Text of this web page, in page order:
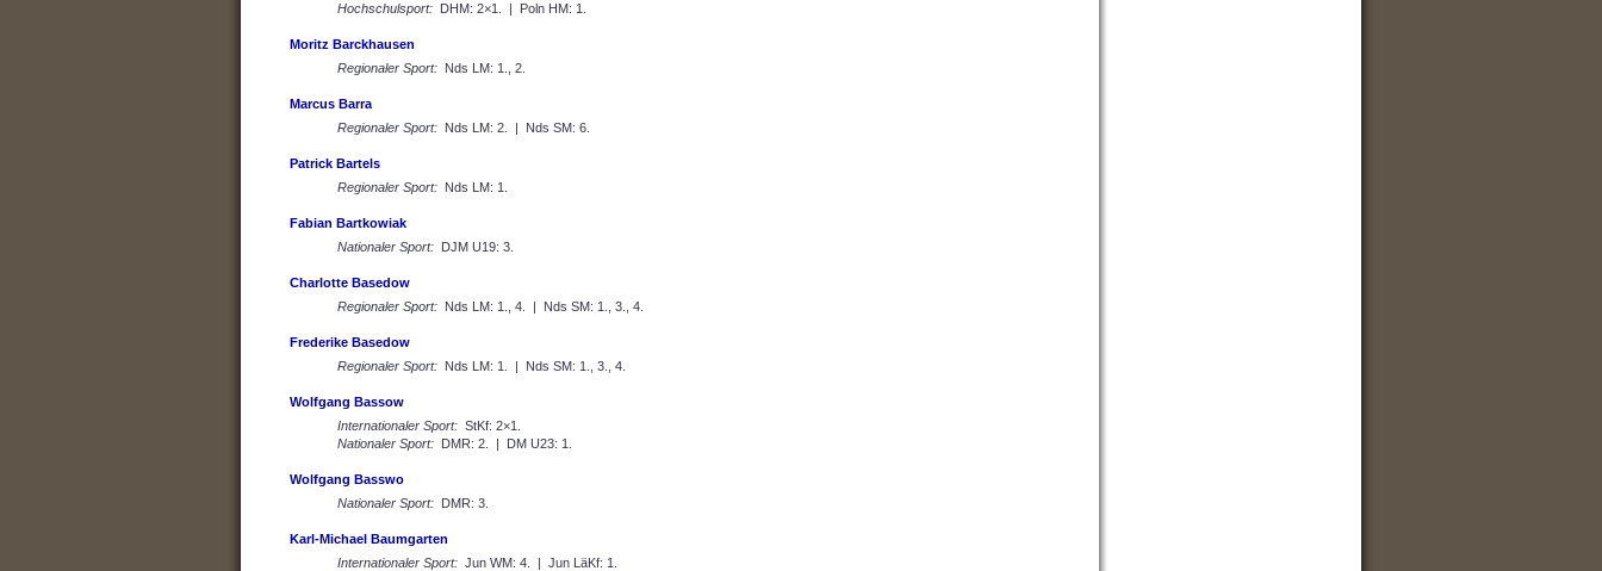
Hochschulsport: DHM: 2×1. | Poln HM: 1.
Moritz Barckhausen
Regionaler Sport: Nds LM: 1., 2.
Marcus Barra
Regionaler Sport: Nds LM: 2. | Nds SM: 6.
Patrick Bartels
Regionaler Sport: Nds LM: 1.
Fabian Bartkowiak
Nationaler Sport: DJM U19: 3.
Charlotte Basedow
Regionaler Sport: Nds LM: 1., 4. | Nds SM: 1., 3., 4.
Frederike Basedow
Regionaler Sport: Nds LM: 1. | Nds SM: 1., 3., 4.
Wolfgang Bassow
Internationaler Sport: StKf: 2×1.
Nationaler Sport: DMR: 2. | DM U23: 1.
Wolfgang Basswo
Nationaler Sport: DMR: 3.
Karl-Michael Baumgarten
Internationaler Sport: Jun WM: 4. | Jun LäKf: 1.